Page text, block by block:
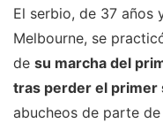
El serbio, de 37 años
Melbourne, se
de su marcha del
tras perder el primer
abucheos de parte